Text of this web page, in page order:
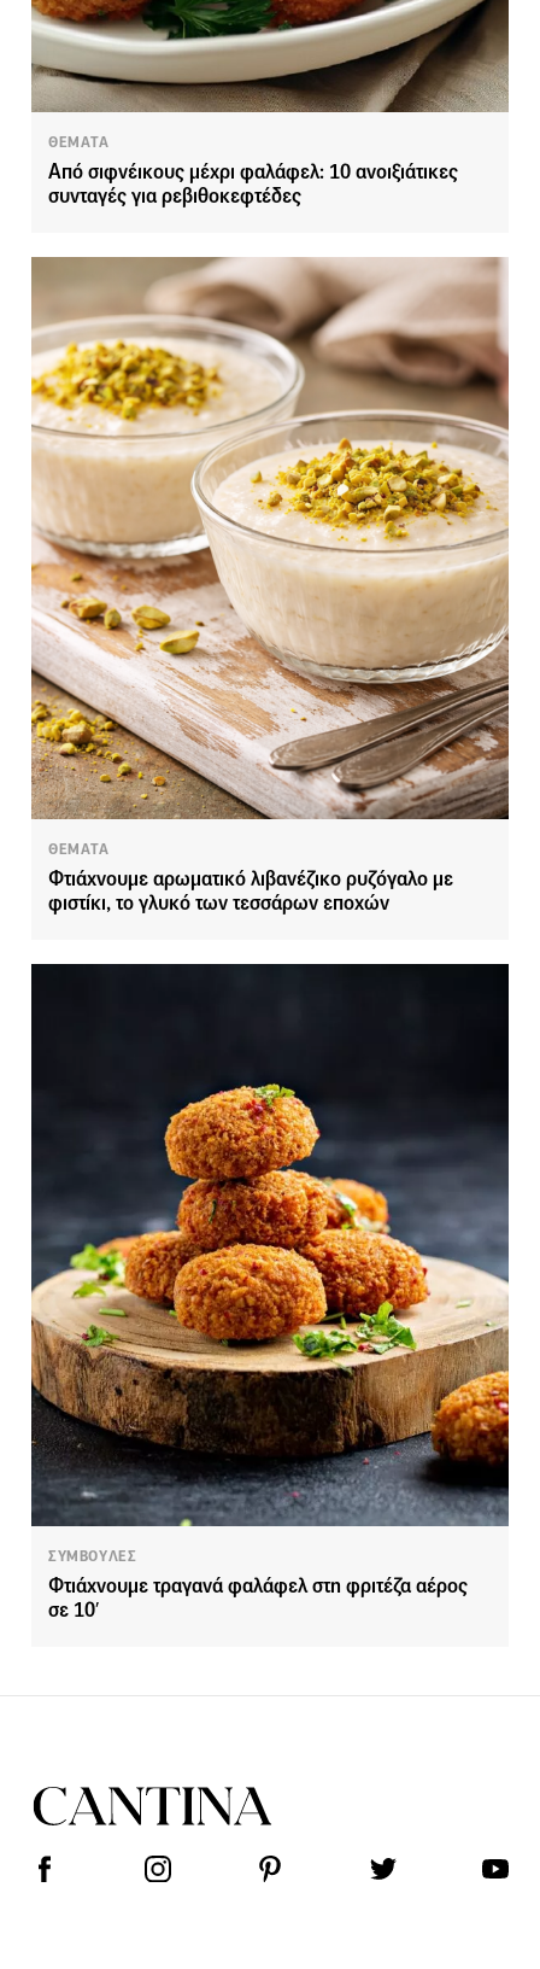
ΘΕΜΑΤΑ
Από σιφνέικους μέχρι φαλάφελ: 10 ανοιξιάτικες
συνταγές για ρεβιθοκεφτέδες
ΘΕΜΑΤΑ
Φτιάχνουμε αρωματικό λιβανέζικο ρυζόγαλο με
φιστίκι, το γλυκό των τεσσάρων εποχών
ΣΥΜΒΟΥΛΕΣ
Φτιάχνουμε τραγανά φαλάφελ στη φριτέζα αέρος
σε 10′